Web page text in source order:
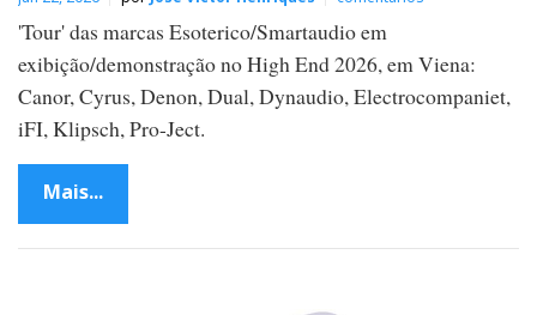
'Tour' das marcas Esoterico/Smartaudio em
exibição/demonstração no High End 2026, em Viena:
Canor, Cyrus, Denon, Dual, Dynaudio, Electrocompaniet,
iFI, Klipsch, Pro-Ject.
Mais...